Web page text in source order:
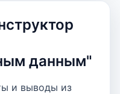
данным"
и выводы из